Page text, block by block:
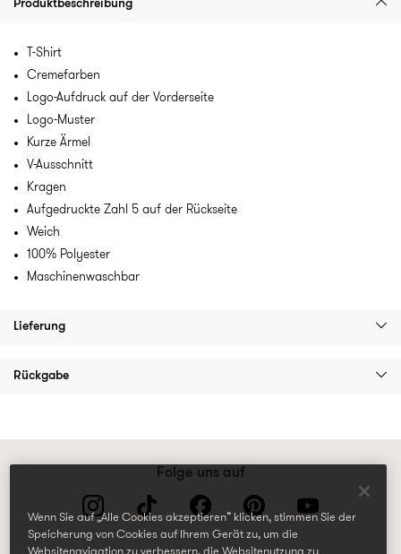
Produktbeschreibung
T-Shirt
Cremefarben
Logo-Aufdruck auf der Vorderseite
Logo-Muster
Kurze Ärmel
V-Ausschnitt
Kragen
Aufgedruckte Zahl 5 auf der Rückseite
Weich
100% Polyester
Maschinenwaschbar
Lieferung
Rückgabe
Folge uns auf
Wenn Sie auf „Alle Cookies akzeptieren“ klicken, stimmen Sie der
Speicherung von Cookies auf Ihrem Gerät zu, um die
Websitenavigation zu verbessern, die Websitenutzung zu